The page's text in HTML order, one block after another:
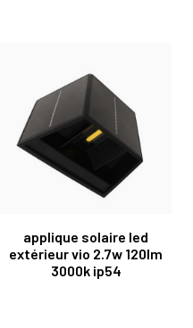
applique solaire led
extérieur vio 2.7w 120lm
3000k ip54